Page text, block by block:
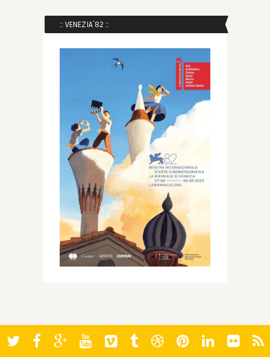
:: VENEZIA´82 ::